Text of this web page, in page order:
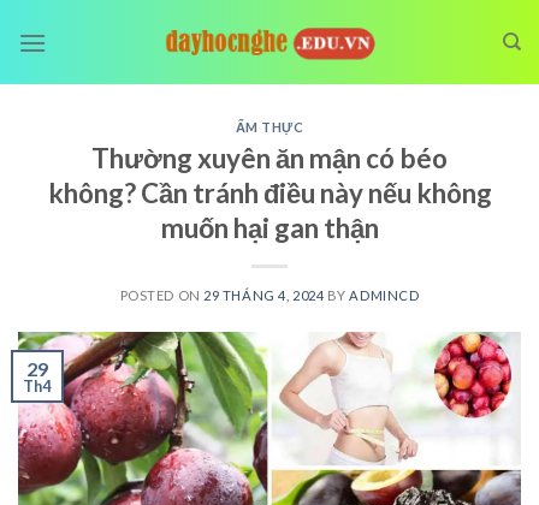
ẨM THỰC
Thường xuyên ăn mận có béo
không? Cần tránh điều này nếu không
muốn hại gan thận
POSTED ON 29 THÁNG 4, 2024 BY ADMINCD
29
Th4